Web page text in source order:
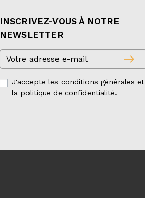
INSCRIVEZ-VOUS À NOTRE
NEWSLETTER
east
J'accepte les conditions générales et
la politique de confidentialité.